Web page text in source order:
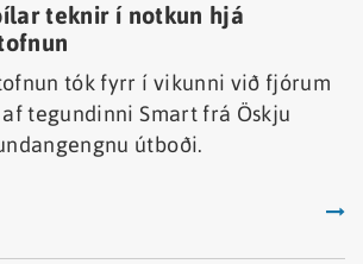
teknir í notkun hjá
tók fyrr í vikunni við fjórum
tegundinni Smart frá Öskju
útboði.